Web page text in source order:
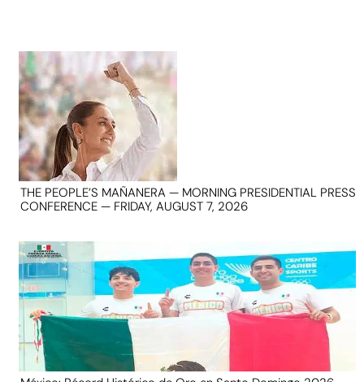
THE PEOPLE’S MAÑANERA — MORNING PRESIDENTIAL PRESS
CONFERENCE — FRIDAY, AUGUST 7, 2026